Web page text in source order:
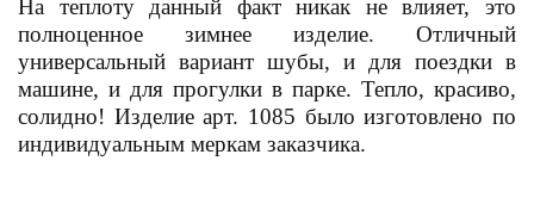
На теплоту данный факт никак не влияет, это
полноценное зимнее изделие. Отличный
универсальный вариант шубы, и для поездки в
машине, и для прогулки в парке. Тепло, красиво,
солидно! Изделие арт. 1085 было изготовлено по
индивидуальным меркам заказчика.